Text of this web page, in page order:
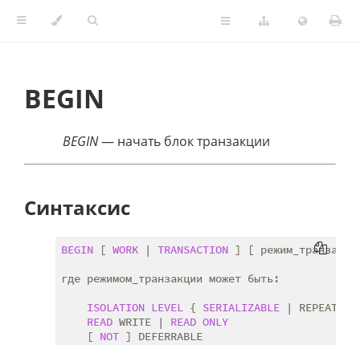
BEGIN
BEGIN— начать блок транзакции
Синтаксис
BEGIN [ WORK | TRANSACTION ] [
где режимом_транзакции может быть:
ISOLATION LEVEL { SERIALIZABLE |
READ WRITE | READ ONLY
    [
NOT